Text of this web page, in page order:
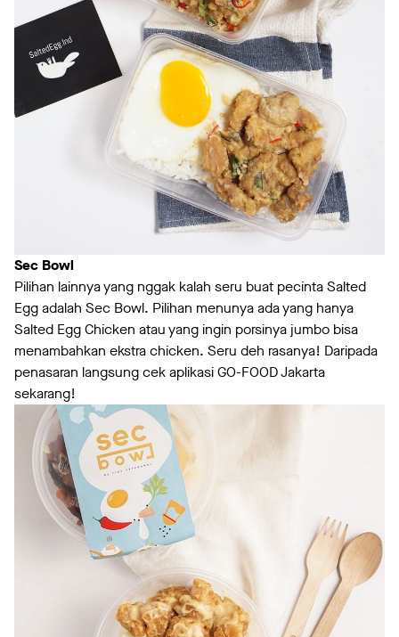
Sec Bowl
Pilihan lainnya yang nggak kalah seru buat pecinta Salted
Egg adalah Sec Bowl. Pilihan menunya ada yang hanya
Salted Egg Chicken atau yang ingin porsinya jumbo bisa
menambahkan ekstra chicken. Seru deh rasanya! Daripada
penasaran langsung cek aplikasi GO-FOOD Jakarta
sekarang!